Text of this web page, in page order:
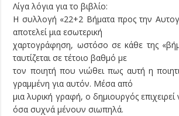
Λίγα λόγια για το βιβλίο:
Η συλλογή «22+2 Βήματα προς την
αποτελεί μια εσωτερική
χαρτογράφηση, ωστόσο σε κάθε της
ταυτίζεται σε τέτοιο βαθμό με
τον ποιητή που νιώθει πως αυτή η
γραμμένη για αυτόν. Μέσα από
μια λυρική γραφή, ο δημιουργός
όσα συχνά μένουν σιωπηλά.